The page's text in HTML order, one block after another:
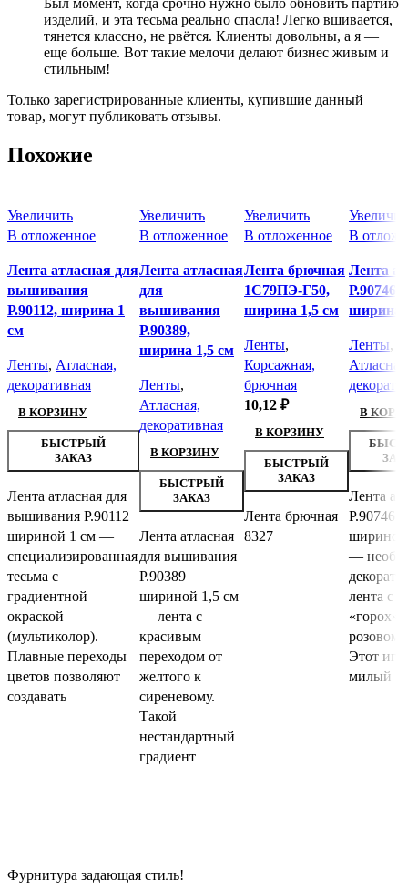
Был момент, когда срочно нужно было обновить партию
изделий, и эта тесьма реально спасла! Легко вшивается,
тянется классно, не рвётся. Клиенты довольны, а я —
еще больше. Вот такие мелочи делают бизнес живым и
стильным!
Только зарегистрированные клиенты, купившие данный
товар, могут публиковать отзывы.
Похожие
Увеличить
В отложенное
Лента атласная для
вышивания
Р.90112, ширина 1
см
Ленты, Атласная,
декоративная
В КОРЗИНУ
БЫСТРЫЙ
ЗАКАЗ
Лента атласная для
вышивания Р.90112
шириной 1 см —
специализированная
тесьма с
градиентной
окраской
(мультиколор).
Плавные переходы
цветов позволяют
создавать
Увеличить
В отложенное
Лента атласная
для
вышивания
Р.90389,
ширина 1,5 см
Ленты,
Атласная,
декоративная
В КОРЗИНУ
БЫСТРЫЙ
ЗАКАЗ
Лента атласная
для вышивания
Р.90389
шириной 1,5 см
— лента с
красивым
переходом от
желтого к
сиреневому.
Такой
нестандартный
градиент
Увеличить
В отложенное
Лента брючная
1С79ПЭ-Г50,
ширина 1,5 см
Ленты,
Корсажная,
брючная
10,12 ₽
В КОРЗИНУ
БЫСТРЫЙ
ЗАКАЗ
Лента брючная
8327
В
Лента
Р.90746,
ширина
Ленты,
В
Лента
Р.90746
шириной
—
лента с
«горох»
розовом
Этот
милый
Фурнитура задающая стиль!